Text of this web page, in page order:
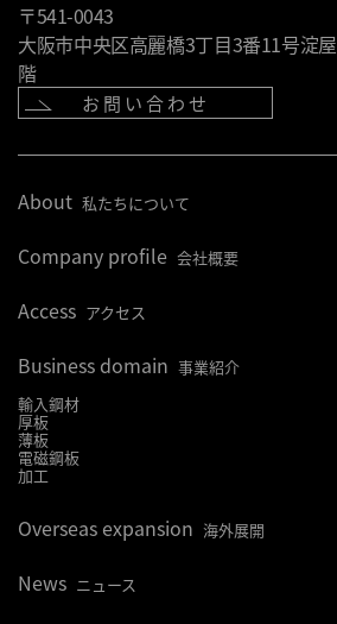
〒541-0043
大阪市中央区高麗橋3丁目3番11号淀
階
お問い合わせ
About 私たちについて
Company profile 会社概要
Access アクセス
Business domain 事業紹介
輸入鋼材
厚板
薄板
電磁鋼板
加工
Overseas expansion 海外展開
News ニュース